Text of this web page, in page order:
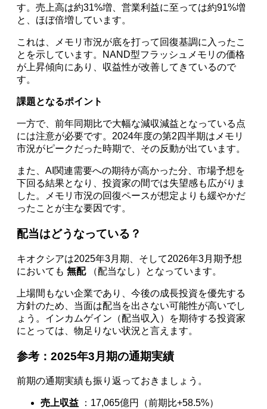
す。売上高は約31%増、営業利益に至っては約91%増
と、ほぼ倍増しています。
これは、メモリ市況が底を打って回復基調に入ったこ
とを示しています。NAND型フラッシュメモリの価格
が上昇傾向にあり、収益性が改善してきているので
す。
課題となるポイント
一方で、前年同期比で大幅な減収減益となっている点
には注意が必要です。2024年度の第2四半期はメモリ
市況がピークだった時期で、その反動が出ています。
また、AI関連需要への期待が高かった分、市場予想を
下回る結果となり、投資家の間では失望感も広がりま
した。メモリ市況の回復ペースが想定よりも緩やかだ
ったことが主な要因です。
配当はどうなっている？
キオクシアは2025年3月期、そして2026年3月期予想
においても無配（配当なし）となっています。
上場間もない企業であり、今後の成長投資を優先する
方針のため、当面は配当を出さない可能性が高いでし
ょう。インカムゲイン（配当収入）を期待する投資家
にとっては、物足りない状況と言えます。
参考：2025年3月期の通期実績
前期の通期実績も振り返っておきましょう。
売上収益 ：17,065億円（前期比+58.5%）